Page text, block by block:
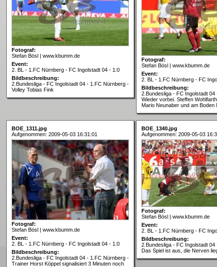
Fotograf:
Stefan Bösl | www.kbumm.de
Event:
2. BL - 1.FC Nürnberg - FC Ingolstadt 04 - 1:0
Bildbeschreibung:
2.Bundesliga - FC Ingolstadt 04 - 1.FC Nürnberg -
Volley Tobias Fink
Fotograf:
Stefan Bösl | www.kbumm.de
Event:
2. BL - 1.FC Nürnberg - FC
Bildbeschreibung:
2.Bundesliga - FC Ingolstadt
Wieder vorbei. Steffen
Mario Neunaber und am Boden
BOE_1311.jpg
Aufgenommen: 2009-05-03 16:31:01
Fotograf:
Stefan Bösl | www.kbumm.de
Event:
2. BL - 1.FC Nürnberg - FC Ingolstadt 04 - 1:0
Bildbeschreibung:
2.Bundesliga - FC Ingolstadt 04 - 1.FC Nürnberg -
Trainer Horst Köppel signalisiert 3 Minuten noch
BOE_1340.jpg
Aufgenommen: 2009-05-03
Fotograf:
Stefan Bösl | www.kbumm.de
Event:
2. BL - 1.FC Nürnberg - FC
Bildbeschreibung:
2.Bundesliga - FC Ingolstadt
Das Spiel ist aus, die Nerven